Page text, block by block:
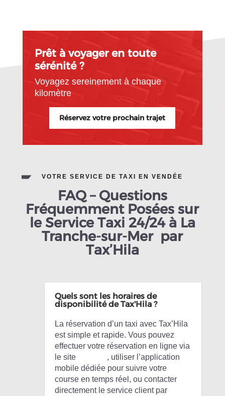
Prêt à voyager en toute
sérénité ?
Voyagez sereinement à chaque
kilomètre
Réservez votre prochain trajet
VOTRE SERVICE DE TAXI EN VENDÉE
FAQ – Questions
Fréquemment Posées sur
le Service Taxi 24/24 à La
Tranche-sur-Mer par
Tax’Hila
Quels sont les horaires de
disponibilité de Tax'Hila ?
La réservation d’un taxi avec Tax’Hila
est simple et rapide. Vous pouvez
effectuer votre réservation en ligne via
le site
, utiliser l’application
mobile dédiée pour suivre votre
course en temps réel, ou contacter
directement le service client par